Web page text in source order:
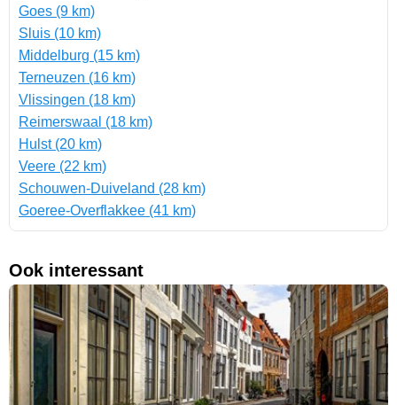
Goes (9 km)
Sluis (10 km)
Middelburg (15 km)
Terneuzen (16 km)
Vlissingen (18 km)
Reimerswaal (18 km)
Hulst (20 km)
Veere (22 km)
Schouwen-Duiveland (28 km)
Goeree-Overflakkee (41 km)
Ook interessant